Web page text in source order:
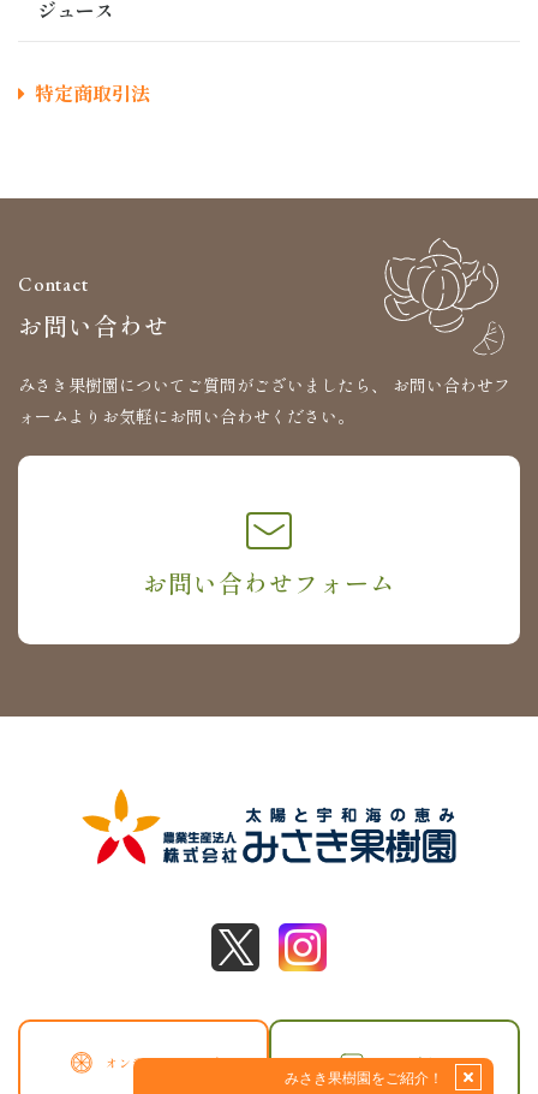
ジュース
特定商取引法
Contact
お問い合わせ
みさき果樹園についてご質問がございましたら、 お問い合わせフ
ォームよりお気軽にお問い合わせください。
お問い合わせフォーム
オンラインショップ お問い合わせ